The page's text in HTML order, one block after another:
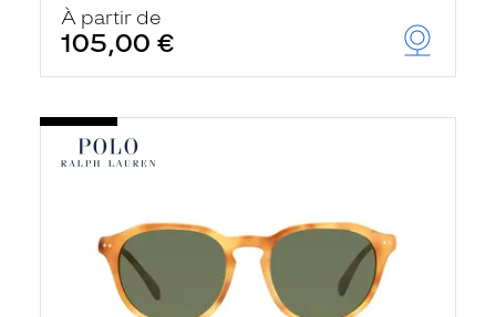
À partir de
105,00 €